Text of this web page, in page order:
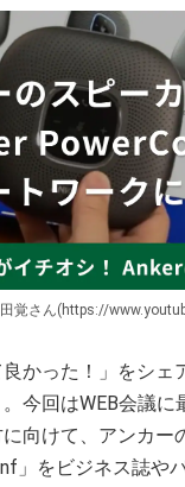
覚さん(https://
かった！」をシェ
今回はWEB会議に
向けて、アンカー
」をビジネス誌や